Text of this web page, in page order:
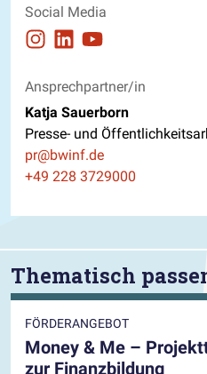
Social Media
Auftritt auf Instagram
Auftritt auf Linkedin
Auftritt auf Youtube
Ansprechpartner/in
Katja Sauerborn
Presse- und
E-Mail
pr@bwinf.de
Telefon
+49 228 3729000
Thematisch
FÖRDERANGEBOT
Money & Me –
zur Finanzbildung